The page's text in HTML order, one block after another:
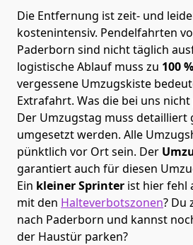
Die Entfernung ist zeit- und
kostenintensiv. Pendelfahrten
Paderborn sind nicht täglich
logistische Ablauf muss zu 100
vergessene Umzugskiste
Extrafahrt. Was die bei uns
Der Umzugstag muss detailliert
umgesetzt werden. Alle
pünktlich vor Ort sein. Der
garantiert auch für diesen
Ein kleiner Sprinter ist hier fehl
mit den Halteverbotszonen? Du
nach Paderborn und kannst
der Haustür parken?